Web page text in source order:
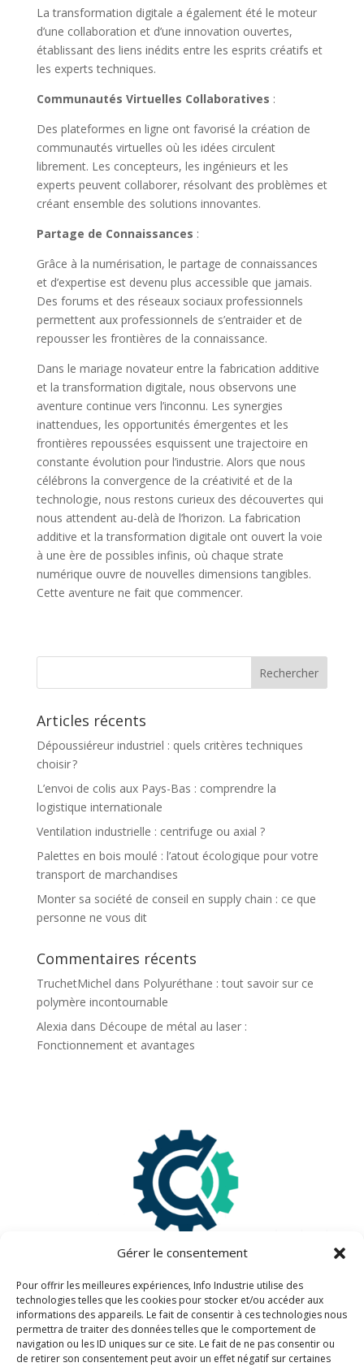
Gérer le consentement
Pour offrir les meilleures expériences, Info Industrie utilise des
technologies telles que les cookies pour stocker et/ou accéder aux
informations des appareils. Le fait de consentir à ces technologies nous
permettra de traiter des données telles que le comportement de
navigation ou les ID uniques sur ce site. Le fait de ne pas consentir ou
de retirer son consentement peut avoir un effet négatif sur certaines
La transformation digitale a également été le moteur
d’une collaboration et d’une innovation ouvertes,
établissant des liens inédits entre les esprits créatifs et
les experts techniques.
Communautés Virtuelles Collaboratives :
Des plateformes en ligne ont favorisé la création de
communautés virtuelles où les idées circulent
librement. Les concepteurs, les ingénieurs et les
experts peuvent collaborer, résolvant des problèmes et
créant ensemble des solutions innovantes.
Partage de Connaissances :
Grâce à la numérisation, le partage de connaissances
et d’expertise est devenu plus accessible que jamais.
Des forums et des réseaux sociaux professionnels
permettent aux professionnels de s’entraider et de
repousser les frontières de la connaissance.
Dans le mariage novateur entre la fabrication additive
et la transformation digitale, nous observons une
aventure continue vers l’inconnu. Les synergies
inattendues, les opportunités émergentes et les
frontières repoussées esquissent une trajectoire en
constante évolution pour l’industrie. Alors que nous
célébrons la convergence de la créativité et de la
technologie, nous restons curieux des découvertes qui
nous attendent au-delà de l’horizon. La fabrication
additive et la transformation digitale ont ouvert la voie
à une ère de possibles infinis, où chaque strate
numérique ouvre de nouvelles dimensions tangibles.
Cette aventure ne fait que commencer.
Articles récents
Dépoussiéreur industriel : quels critères techniques
choisir ?
L’envoi de colis aux Pays-Bas : comprendre la
logistique internationale
Ventilation industrielle : centrifuge ou axial ?
Palettes en bois moulé : l’atout écologique pour votre
transport de marchandises
Monter sa société de conseil en supply chain : ce que
personne ne vous dit
Commentaires récents
TruchetMichel dans Polyuréthane : tout savoir sur ce
polymère incontournable
Alexia dans Découpe de métal au laser :
Fonctionnement et avantages
Information légales